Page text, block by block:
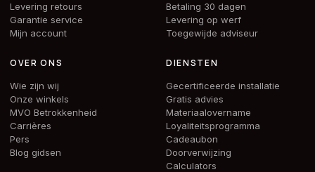
Levering retours
Garantie service
Mijn account
Betaling 30 dagen
Levering op werf
Toegewijde adviseur
OVER ONS
Wie zijn wij
Onze winkels
MVO Betrokkenheid
Carrières
Pers
Blog gidsen
DIENSTEN
Gecertificeerde installatie
Gratis advies
Materiaalovername
Loyaliteitsprogramma
Cadeaubon
Doorverwijzing
Calculators